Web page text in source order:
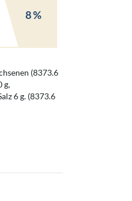
8 %
(8373.6
g,
6 g. (8373.6